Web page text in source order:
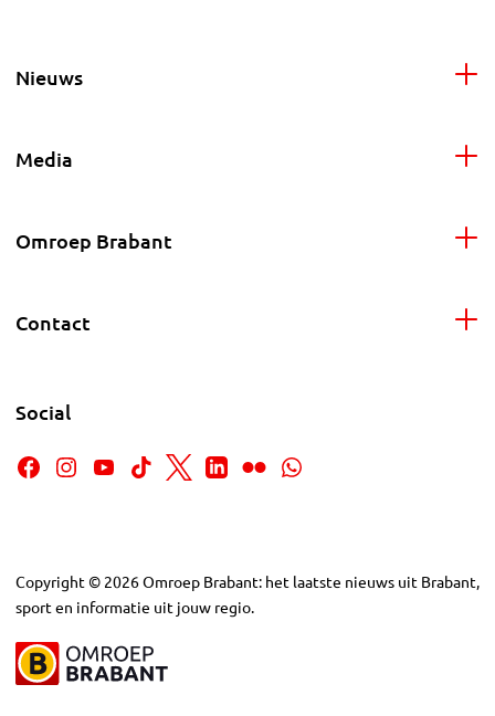
Nieuws
Media
Omroep Brabant
Contact
Social
Copyright © 2026Omroep Brabant: het laatste nieuws uit Brabant,
sport en informatie uit jouw regio.